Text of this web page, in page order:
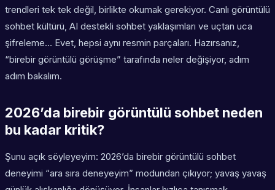
trendleri tek tek değil, birlikte okumak gerekiyor. Canlı görüntülü
sohbet kültürü, AI destekli sohbet yaklaşımları ve uçtan uca
şifreleme… Evet, hepsi aynı resmin parçaları. Hazırsanız,
“birebir görüntülü görüşme” tarafında neler değişiyor, adım
adım bakalım.
2026’da birebir görüntülü sohbet neden
bu kadar kritik?
Şunu açık söyleyeyim: 2026’da birebir görüntülü sohbet
deneyimi “ara sıra deneyeyim” modundan çıkıyor; yavaş yavaş